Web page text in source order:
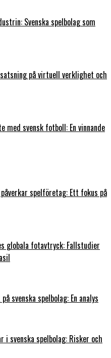
Svenska spelbolag som
på virtuell verklighet och
med svensk fotboll: En vinnande
spelföretag: Ett fokus på
globala fotavtryck: Fallstudier
svenska spelbolag: En analys
i svenska spelbolag: Risker och